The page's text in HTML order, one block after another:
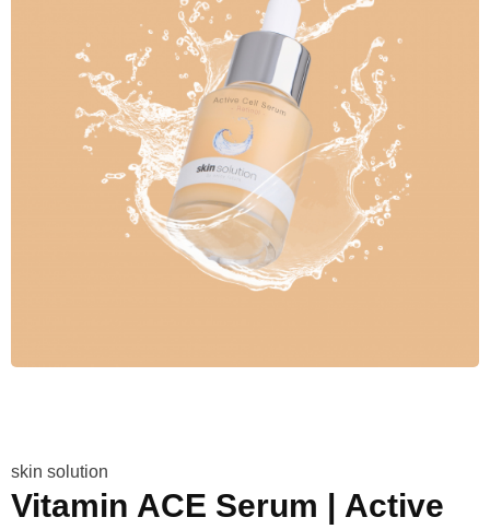
skin solution
Vitamin ACE Serum | Active